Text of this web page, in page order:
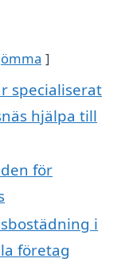
specialiserat
hjälpa till
för
i
företag